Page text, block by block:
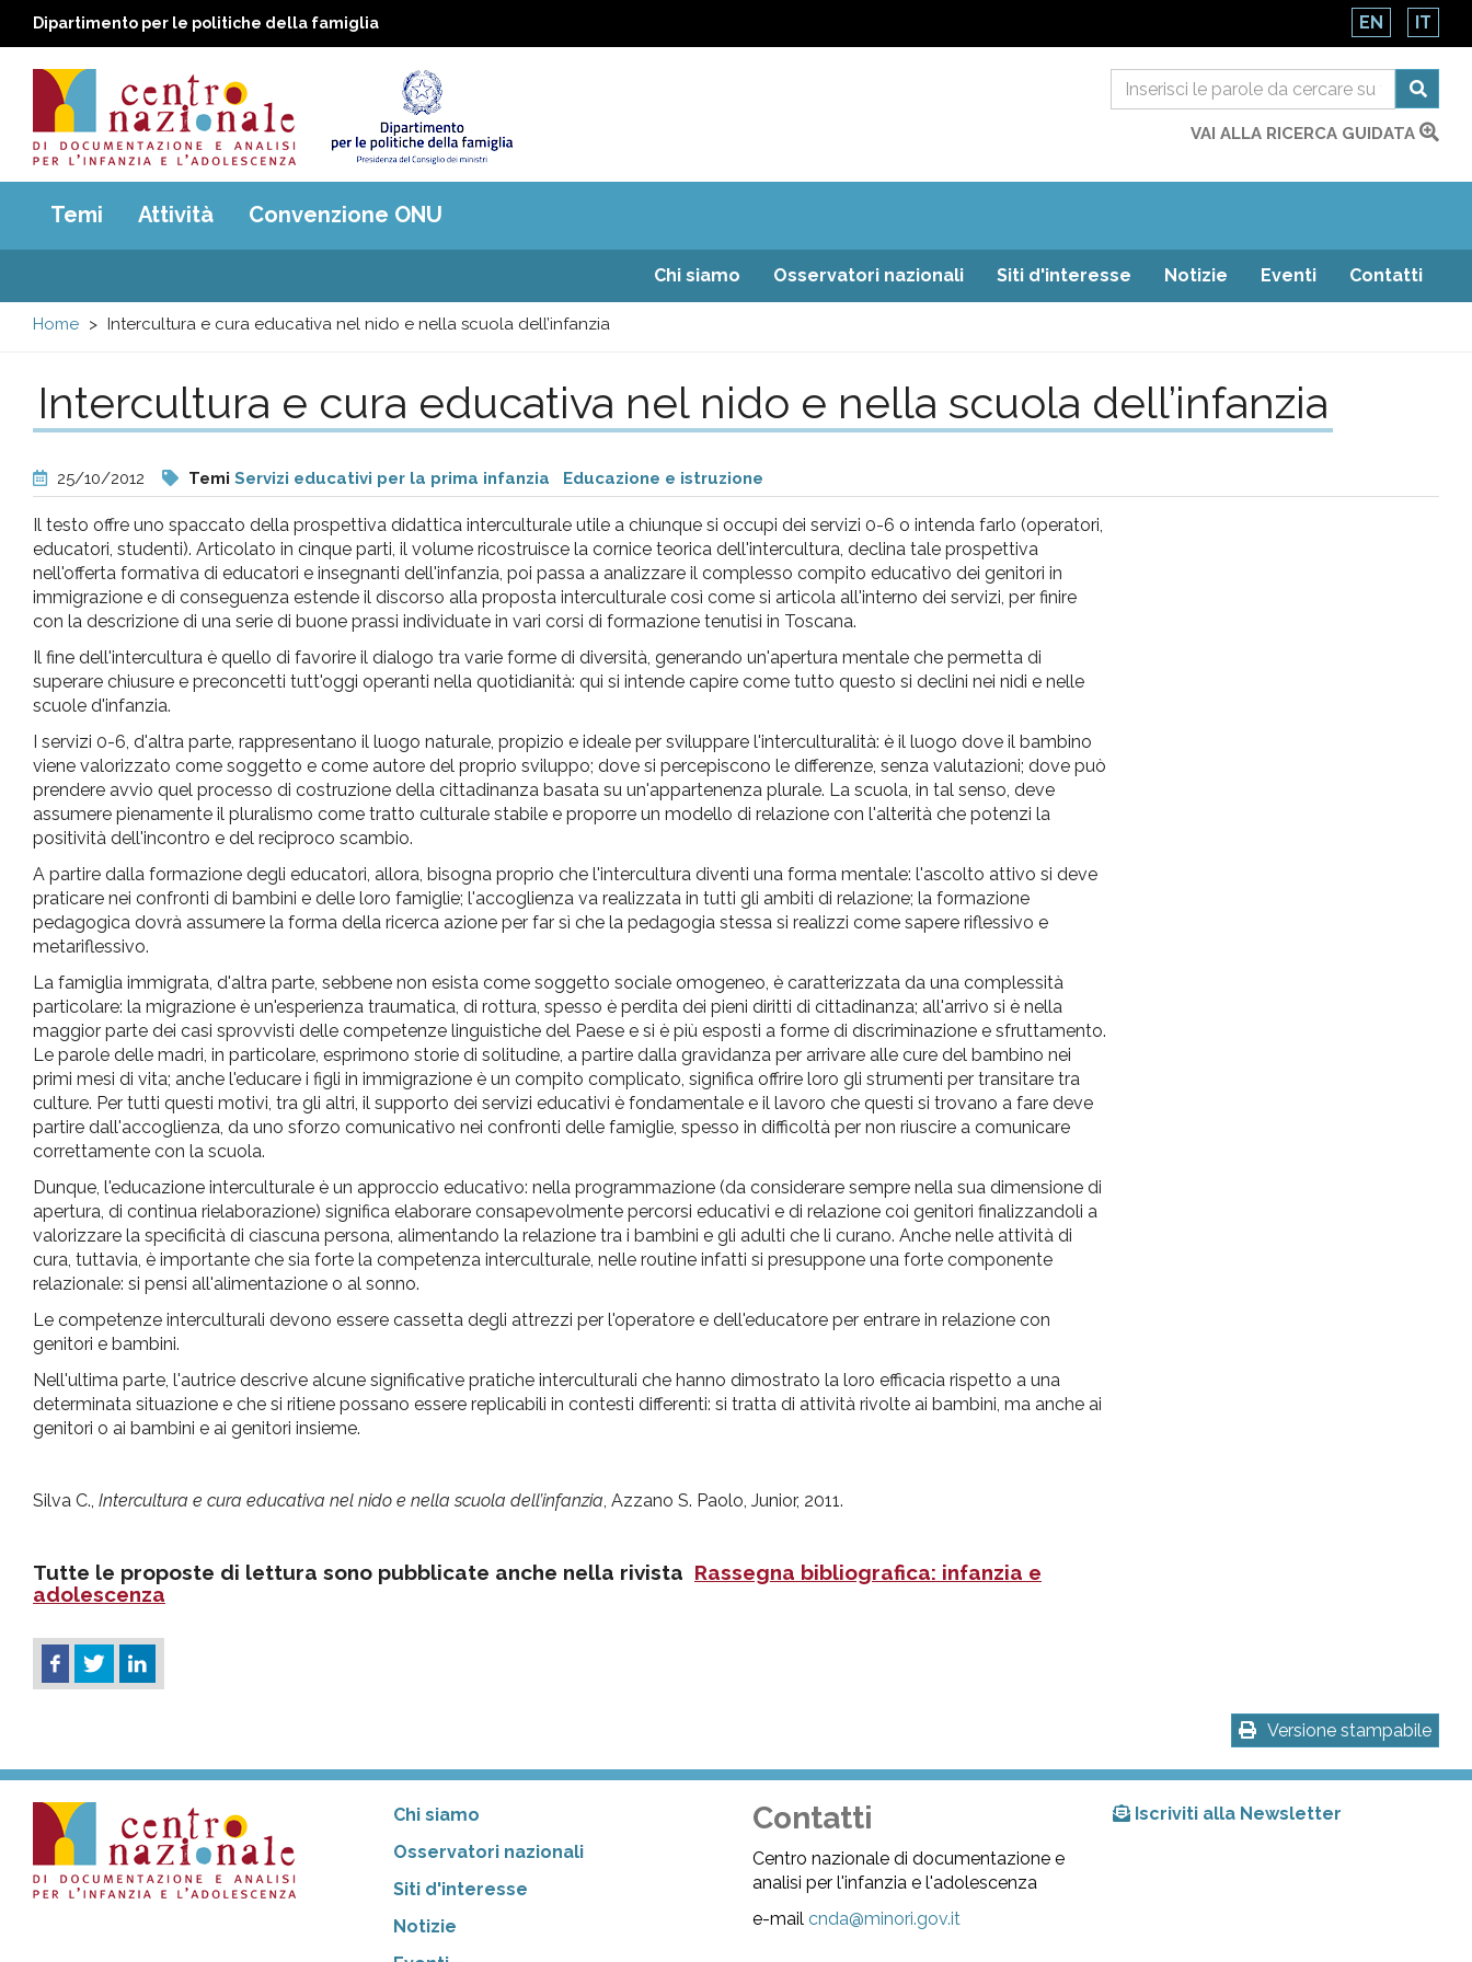
Dipartimento per le politiche della famiglia EN IT
Centro
nazionale
di
e
analisi
pr
l'infanzia
e
l'adolescenza
VAI ALLA RICERCA GUIDATA
Main
menu
Temi Attività Convenzione ONU
Chi siamo Osservatori nazionali Siti d'interesse Notizie Eventi Contatti
Home Intercultura e cura educativa nel nido e nella scuola dell’infanzia
Intercultura e cura educativa nel nido e nella scuola dell’infanzia
25/10/2012 Temi Servizi educativi per la prima infanzia Educazione e istruzione
Il testo offre uno spaccato della prospettiva didattica interculturale utile a chiunque si occupi dei servizi 0-6 o intenda farlo (operatori,
educatori, studenti). Articolato in cinque parti, il volume ricostruisce la cornice teorica dell'intercultura, declina tale prospettiva
nell'offerta formativa di educatori e insegnanti dell'infanzia, poi passa a analizzare il complesso compito educativo dei genitori in
immigrazione e di conseguenza estende il discorso alla proposta interculturale così come si articola all'interno dei servizi, per finire
con la descrizione di una serie di buone prassi individuate in vari corsi di formazione tenutisi in Toscana.
Il fine dell'intercultura è quello di favorire il dialogo tra varie forme di diversità, generando un'apertura mentale che permetta di
superare chiusure e preconcetti tutt'oggi operanti nella quotidianità: qui si intende capire come tutto questo si declini nei nidi e nelle
scuole d'infanzia.
I servizi 0-6, d'altra parte, rappresentano il luogo naturale, propizio e ideale per sviluppare l'interculturalità: è il luogo dove il bambino
viene valorizzato come soggetto e come autore del proprio sviluppo; dove si percepiscono le differenze, senza valutazioni; dove può
prendere avvio quel processo di costruzione della cittadinanza basata su un'appartenenza plurale. La scuola, in tal senso, deve
assumere pienamente il pluralismo come tratto culturale stabile e proporre un modello di relazione con l'alterità che potenzi la
positività dell'incontro e del reciproco scambio.
A partire dalla formazione degli educatori, allora, bisogna proprio che l'intercultura diventi una forma mentale: l'ascolto attivo si deve
praticare nei confronti di bambini e delle loro famiglie; l'accoglienza va realizzata in tutti gli ambiti di relazione; la formazione
pedagogica dovrà assumere la forma della ricerca azione per far sì che la pedagogia stessa si realizzi come sapere riflessivo e
metariflessivo.
La famiglia immigrata, d'altra parte, sebbene non esista come soggetto sociale omogeneo, è caratterizzata da una complessità
particolare: la migrazione è un'esperienza traumatica, di rottura, spesso è perdita dei pieni diritti di cittadinanza; all'arrivo si è nella
maggior parte dei casi sprovvisti delle competenze linguistiche del Paese e si è più esposti a forme di discriminazione e sfruttamento.
Le parole delle madri, in particolare, esprimono storie di solitudine, a partire dalla gravidanza per arrivare alle cure del bambino nei
primi mesi di vita; anche l'educare i figli in immigrazione è un compito complicato, significa offrire loro gli strumenti per transitare tra
culture. Per tutti questi motivi, tra gli altri, il supporto dei servizi educativi è fondamentale e il lavoro che questi si trovano a fare deve
partire dall'accoglienza, da uno sforzo comunicativo nei confronti delle famiglie, spesso in difficoltà per non riuscire a comunicare
correttamente con la scuola.
Dunque, l'educazione interculturale è un approccio educativo: nella programmazione (da considerare sempre nella sua dimensione di
apertura, di continua rielaborazione) significa elaborare consapevolmente percorsi educativi e di relazione coi genitori finalizzandoli a
valorizzare la specificità di ciascuna persona, alimentando la relazione tra i bambini e gli adulti che li curano. Anche nelle attività di
cura, tuttavia, è importante che sia forte la competenza interculturale, nelle routine infatti si presuppone una forte componente
relazionale: si pensi all'alimentazione o al sonno.
Le competenze interculturali devono essere cassetta degli attrezzi per l'operatore e dell'educatore per entrare in relazione con
genitori e bambini.
Nell'ultima parte, l'autrice descrive alcune significative pratiche interculturali che hanno dimostrato la loro efficacia rispetto a una
determinata situazione e che si ritiene possano essere replicabili in contesti differenti: si tratta di attività rivolte ai bambini, ma anche ai
genitori o ai bambini e ai genitori insieme.
Silva C., Intercultura e cura educativa nel nido e nella scuola dell’infanzia , Azzano S. Paolo, Junior, 2011.
Tutte le proposte di lettura sono pubblicate anche nella rivista Rassegna bibliografica: infanzia e
adolescenza
Versione stampabile
Chi siamo
Osservatori nazionali
Siti d'interesse
Notizie
Contatti
Centro nazionale di documentazione e
analisi per l'infanzia e l'adolescenza
e-mailcnda@minori.gov.it
Iscriviti alla Newsletter